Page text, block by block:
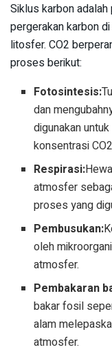
Siklus karbon
pergerakan karbon
litosfer. CO2
proses berikut:
Fotosintesis:
dan
digunakan
konsentrasi
Respirasi:
atmosfer
proses yang
Pembusukan:
oleh
atmosfer.
Pembakaran
bakar fosil
alam
atmosfer.